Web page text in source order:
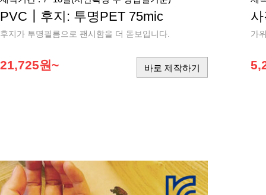
PVC┃후지: 투명PET 75mic
후지가 투명필름으로 팬시함을 더 돋보입니다.
21,725원~ 바로 제작하기
가